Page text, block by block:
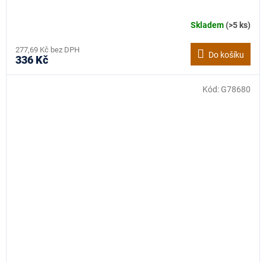
Skladem(>5 ks)
277,69 Kč bez DPH
336 Kč Do košíku
Kód: G78680